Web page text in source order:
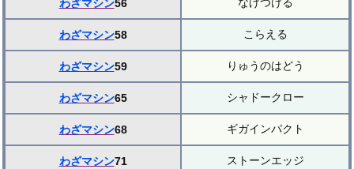
わざマシン56 なげつける
わざマシン58 こらえる
わざマシン59 りゅうのはどう
わざマシン65 シャドークロー
わざマシン68 ギガインパクト
わざマシン71 ストーンエッジ